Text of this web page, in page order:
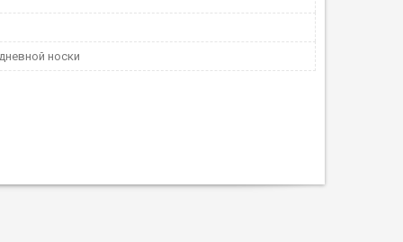
носки